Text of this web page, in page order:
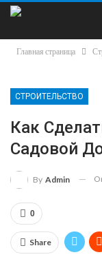
Главная страница
СТРОИТЕЛЬСТВО
Как
Садовой
By Admin
0
Share